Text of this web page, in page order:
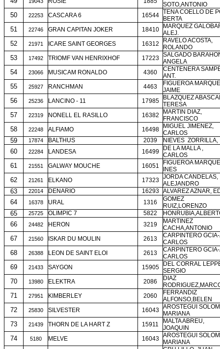
SOTO,ANTONIO
50 22253 CASCARA 6 16544
TENA COELLO DE
BERTA
51 22746 GRAN CAPITAN JOKER 18410
MARQUEZ
ALEJ.
52 21971 ICARE SAINT GEORGES 16312
RAVELO ACOSTA,
ROLANDO
53 17492 TRIOMF VAN HENRIXHOF 17223
SALGADO
ANGELA
54 23066 MUSICAM RONALDO 4360
CENTENERA
ANT.
55 25927 RANCHMAN 4463
FIGUEROA
JAIME
56 25236 LANCINO - 11 17985
BLAZQUEZ
TERESA
57 22319 NONELL EL RASILLO 16382
MARTIN DIAZ,
FRANCISCO
58 22248 ALFIAMO 16498
MIGUEL JIMENEZ,
CARLOS
59 17874 BALTHUS 2039 NIEVES ZORRILLA,
60 22284 LANDESA 16499
DE LA MALLA ,
CARLOS
61 21551 GALWAY MOUCHE 16051
FIGUEROA
INES
62 21261 ELKANO 17323
JORDA CANDELAS,
ALEJANDRO
63 22014 DENARIO 16293 ALVAREZ AZNAR,
64 16378 URAL 1316
GOMEZ
RUIZ,LORENZO
65 25725 OLIMPIC 7 5822
66 24482 HERON 3219
MARTINEZ
CACHA,ANTONIO
67 21560 ISKAR DU MOULIN 2613
CARPINTERO
CARLOS
68 26388 LEON DE SAINT ELOI 2613
CARPINTERO
CARLOS
69 21433 SAYGON 15905
DEL CORRAL
SERGIO
70 13980 ELEKTRA 2086
DIAZ
71 27951 KIMBERLEY 2060
FERRANDIZ
ALFONSO,BELEN
72 25830 SILVESTER 16043
AROSTEGUI
MARIANA
73 21439 THORN DE LA HART Z 15911
MALTA ABREU,
JOAQUIN
74 5180 MELVE 16043
AROSTEGUI
MARIANA